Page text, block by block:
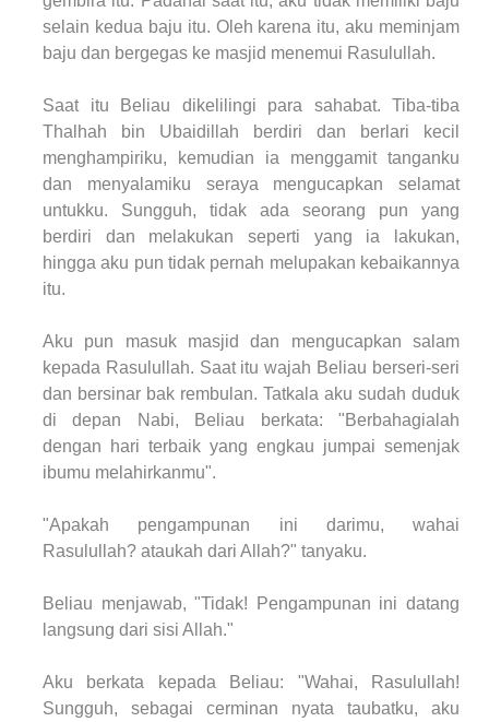
selain kedua baju itu. Oleh karena itu, aku meminjam
baju dan bergegas ke masjid menemui Rasulullah.
Saat itu Beliau dikelilingi para sahabat. Tiba-tiba
Thalhah bin Ubaidillah berdiri dan berlari kecil
menghampiriku, kemudian ia menggamit tanganku
dan menyalamiku seraya mengucapkan selamat
untukku. Sungguh, tidak ada seorang pun yang
berdiri dan melakukan seperti yang ia lakukan,
hingga aku pun tidak pernah melupakan kebaikannya
itu.
Aku pun masuk masjid dan mengucapkan salam
kepada Rasulullah. Saat itu wajah Beliau berseri-seri
dan bersinar bak rembulan. Tatkala aku sudah duduk
di depan Nabi, Beliau berkata: "Berbahagialah
dengan hari terbaik yang engkau jumpai semenjak
ibumu melahirkanmu".
"Apakah pengampunan ini darimu, wahai
Rasulullah? ataukah dari Allah?" tanyaku.
Beliau menjawab, "Tidak! Pengampunan ini datang
langsung dari sisi Allah."
Aku berkata kepada Beliau: "Wahai, Rasulullah!
Sungguh, sebagai cerminan nyata taubatku, aku